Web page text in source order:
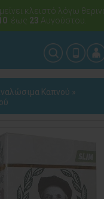
κλειστό λόγω
έως 23 Αυγούστου.
Καπνού »